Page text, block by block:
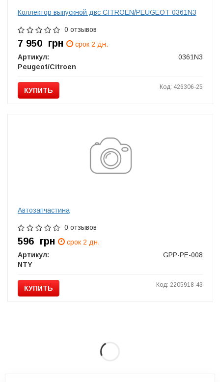
Коллектор выпускной двс CITROEN/PEUGEOT 0361N3
0 отзывов
7 950 грн
срок 2 дн.
Артикул:
0361N3
Peugeot/Citroen
КУПИТЬ Код: 426306-25
Автозапчастина
0 отзывов
596 грн
срок 2 дн.
Артикул:
GPP-PE-008
NTY
КУПИТЬ Код: 2205918-43